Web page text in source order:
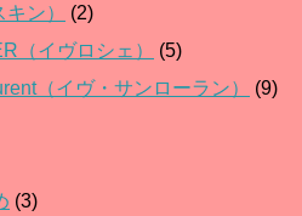
ン）
(2)
（イヴロシェ）
(5)
（イヴ・サンローラン）
(9)
(3)